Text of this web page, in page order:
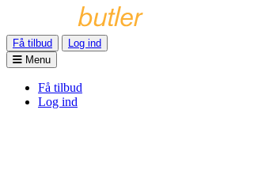
Få tilbud
Log ind
Menu
Få tilbud
Log ind